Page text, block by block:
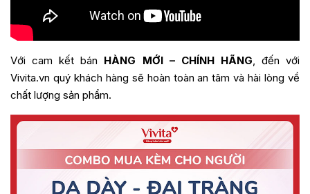
Với cam kết bán HÀNG MỚI – CHÍNH HÃNG, đến với
Vivita.vn quý khách hàng sẽ hoàn toàn an tâm và hài lòng về
chất lượng sản phẩm.